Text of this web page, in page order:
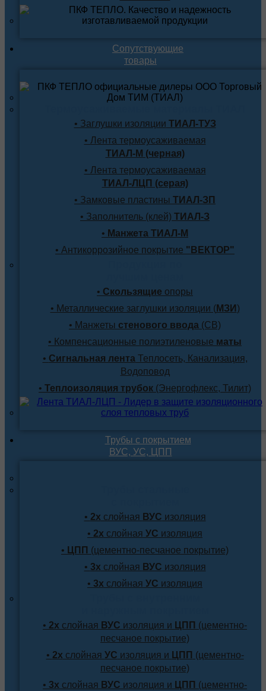
Сопутствующие
товары
• Заглушки изоляции ТИАЛ-ТУЗ
• Лента термоусаживаемая
ТИАЛ-М (черная)
• Лента термоусаживаемая
ТИАЛ-ЛЦП (серая)
• Замковые пластины ТИАЛ-ЗП
• Заполнитель (клей) ТИАЛ-З
• Манжета ТИАЛ-М
• Антикоррозийное покрытие "ВЕКТОР"
• Скользящие опоры
• Металлические заглушки изоляции (МЗИ )
• Манжеты стенового ввода (СВ)
• Компенсационные полиэтиленовые маты
• Сигнальная лентаТеплосеть, Канализация,
Водоповод
• Теплоизоляция трубок (Энергофлекс, Тилит)
Трубы с покрытием
ВУС, УС, ЦПП
• 2х слойная ВУС изоляция
• 2х слойная УС изоляция
• ЦПП (цементно-песчаное покрытие)
• 3х слойная ВУС изоляция
• 3х слойная УС изоляция
• 2х слойная ВУС изоляция и ЦПП (цементно-
песчаное покрытие)
• 2х слойная УС изоляция и ЦПП (цементно-
песчаное покрытие)
• 3х слойная ВУС изоляция и ЦПП (цементно-